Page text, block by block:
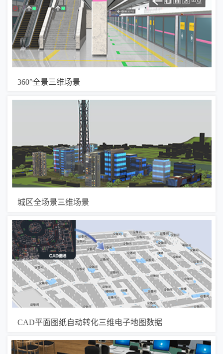
360°全景三维场景
城区全场景三维场景
CAD平面图纸自动转化三维电子地图数据